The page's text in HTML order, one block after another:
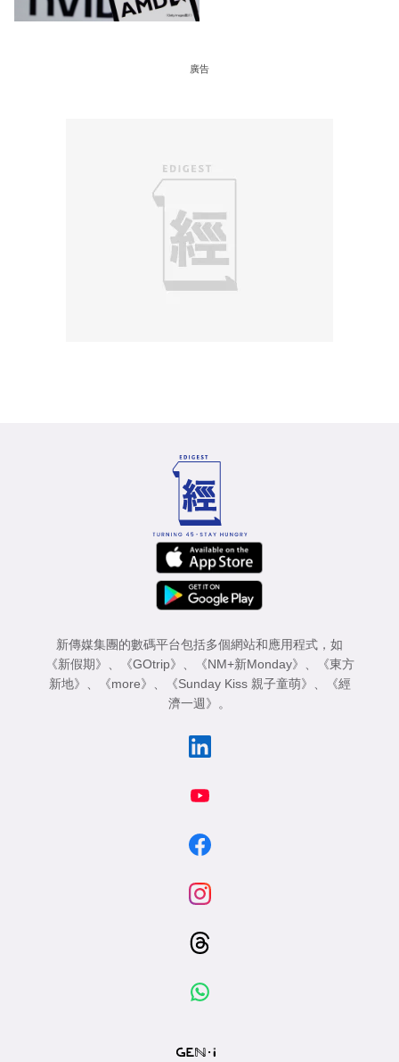
廣告
新傳媒集團的數碼平台包括多個網站和應用程式，如
《新假期》
《GOtrip》 《NM+新Monday》
《東方
新地》
《more》 《Sunday Kiss 親子童萌》
《經
濟一週》
。